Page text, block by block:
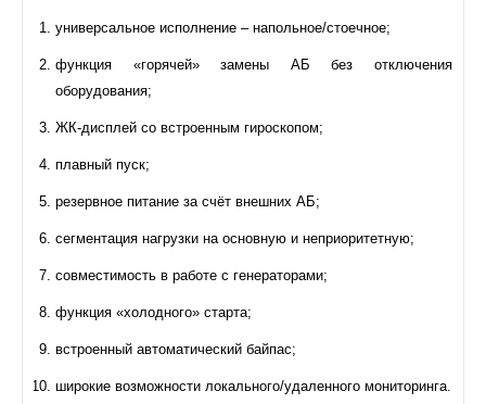
универсальное исполнение – напольное/стоечное;
функция «горячей» замены АБ без отключения
оборудования;
ЖК-дисплей со встроенным гироскопом;
плавный пуск;
резервное питание за счёт внешних АБ;
сегментация нагрузки на основную и неприоритетную;
совместимость в работе с генераторами;
функция «холодного» старта;
встроенный автоматический байпас;
широкие возможности локального/удаленного мониторинга.